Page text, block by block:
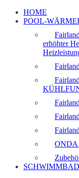
HOME
POOL-
erhöhter
ONDA
SCHWIMMBAD